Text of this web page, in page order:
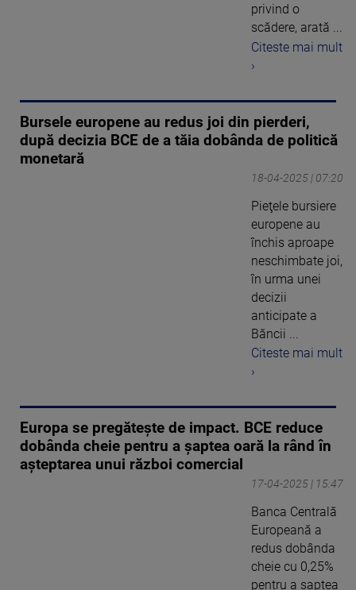
privind o
scădere, arată ...
Citeste mai mult
›
Bursele europene au redus joi din pierderi,
după decizia BCE de a tăia dobânda de politică
monetară
18-04-2025 | 07:20
Pieţele bursiere
europene au
închis aproape
neschimbate joi,
în urma unei
decizii
anticipate a
Băncii ...
Citeste mai mult
›
Europa se pregătește de impact. BCE reduce
dobânda cheie pentru a șaptea oară la rând în
așteptarea unui război comercial
17-04-2025 | 15:47
Banca Centrală
Europeană a
redus dobânda
cheie cu 0,25%
pentru a șaptea